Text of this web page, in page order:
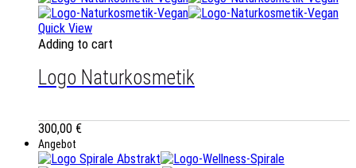
Quick View
Adding to cart
Logo Naturkosmetik
300,00 €
Angebot